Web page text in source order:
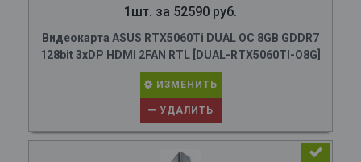
1шт. за 52590 руб.
Видеокарта ASUS RTX5060Ti DUAL OC 8GB GDDR7
128bit 3xDP HDMI 2FAN RTL [DUAL-RTX5060TI-O8G]
ИЗМЕНИТЬ
УДАЛИТЬ